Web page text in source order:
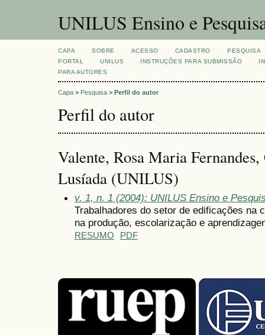
UNILUS Ensino e
CAPA SOBRE ACESSO CADASTRO
PESQUISA
PORTAL
UNILUS INSTRUÇÕES PARA SUBMISSÃO
PARA AUTORES
Capa > Pesquisa > Perfil do autor
Perfil do autor
Valente, Rosa Maria
Lusíada (UNILUS)
v. 1, n. 1 (2004): UNILUS Ensino e
Trabalhadores do setor de edificações na
na produção, escolarização e
RESUMO PDF